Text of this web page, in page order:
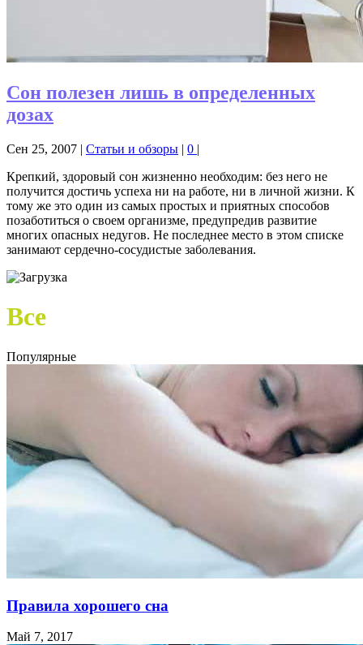
Сон полезен лишь в определенных
дозах
Сен 25, 2007 | Статьи и обзоры | 0 |
Крепкий, здоровый сон жизненно необходим: без него не
получится достичь успеха ни на работе, ни в личной жизни. К
тому же это один из самых простых и приятных способов
позаботиться о своем организме, предупредив развитие
многих опасных недугов. Не последнее место в этом списке
занимают сердечно-сосудистые заболевания.
Все
Популярные
Правила хорошего сна
Май 7, 2017